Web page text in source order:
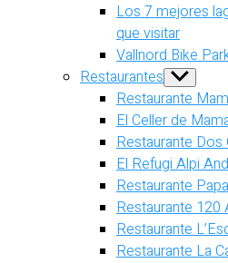
Los 7 mejores
que visitar
Vallnord Bike
Restaurantes Show
sub
menu
Restaurante
El Celler de
Restaurante Dos
El Refugi Alpi
Restaurante
Restaurante 120
Restaurante
Restaurante La